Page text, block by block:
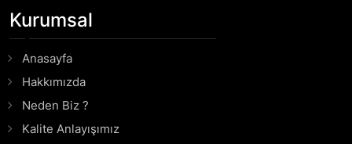
Kurumsal
Anasayfa
Hakkımızda
Neden Biz ?
Kalite Anlayışımız